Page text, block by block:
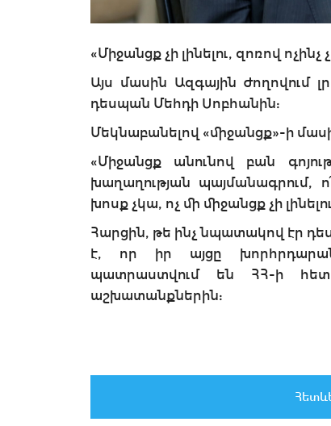
«Միջանցք չի լինելու, զոռով ոչինչ
Այս մասին Ազգային Ժողովում
դեսպան Մեհդի Սոբհանին:
Մեկնաբանելով «միջանցք»-ի
«Միջանցք անունով բան
խաղաղության պայմանագրում,
խոսք չկա, ոչ մի միջանցք չի
Հարցին, թե ինչ նպատակով էր
է, որ իր այցը
պատրաստվում են ՀՀ-ի հետ
աշխատանքներին: